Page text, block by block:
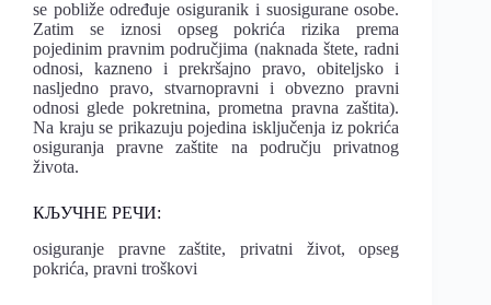
se pobliže određuje osiguranik i suosigurane osobe.
Zatim se iznosi opseg pokrića rizika prema
pojedinim pravnim područjima (naknada štete, radni
odnosi, kazneno i prekršajno pravo, obiteljsko i
nasljedno pravo, stvarnopravni i obvezno pravni
odnosi glede pokretnina, prometna pravna zaštita).
Na kraju se prikazuju pojedina isključenja iz pokrića
osiguranja pravne zaštite na području privatnog
života.
КЉУЧНЕ РЕЧИ:
osiguranje pravne zaštite, privatni život, opseg
pokrića, pravni troškovi